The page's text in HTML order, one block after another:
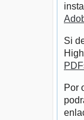
Si
Por